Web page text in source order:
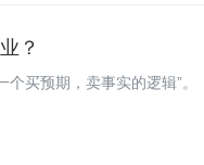
？
买预期，卖事实的逻辑”。